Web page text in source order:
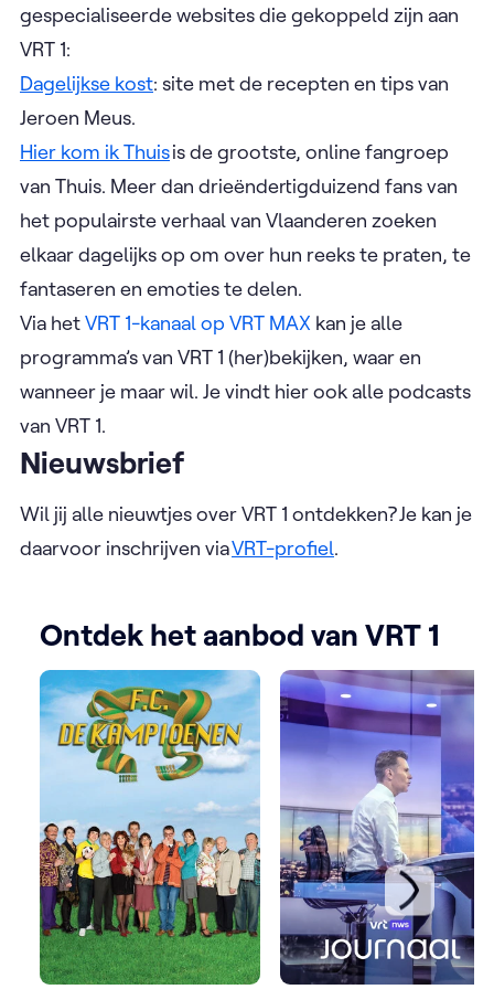
gespecialiseerde websites die gekoppeld zijn aan
VRT 1:
Dagelijkse kost: site met de recepten en tips van
Jeroen Meus.
Hier kom ik Thuisis de grootste, online fangroep
van Thuis. Meer dan drieëndertigduizend fans van
het populairste verhaal van Vlaanderen zoeken
elkaar dagelijks op om over hun reeks te praten, te
fantaseren en emoties te delen.
Via hetVRT 1-kanaal op VRT MAX kan je alle
programma’s van VRT 1 (her)bekijken, waar en
wanneer je maar wil. Je vindt hier ook alle podcasts
van VRT 1.
Nieuwsbrief
Wil jij alle nieuwtjes over VRT 1 ontdekken? Je kan je
daarvoor inschrijven viaVRT-profiel.
Ontdek het aanbod van VRT 1